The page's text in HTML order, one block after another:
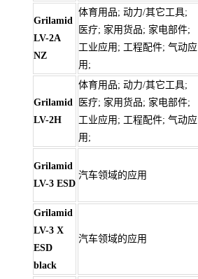
Grilamid
LV-2A
NZ
体育用品; 动力/其它工具;
医疗; 家用货品; 家电部件;
工业应用; 工程配件; 气动应
用;
Grilamid
LV-2H
体育用品; 动力/其它工具;
医疗; 家用货品; 家电部件;
工业应用; 工程配件; 气动应
用;
Grilamid
LV-3 ESD
汽车领域的应用
Grilamid
LV-3 X
ESD
black
汽车领域的应用